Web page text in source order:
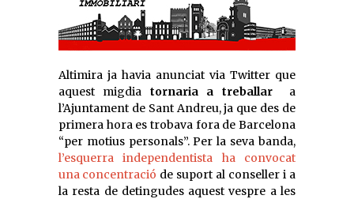
Altimira ja havia anunciat via Twitter que
aquest migdia tornaria a treballar
a
l’Ajuntament de Sant Andreu, ja que des de
primera hora es trobava fora de Barcelona
“per motius personals”. Per la seva banda,
l’esquerra independentista ha convocat
una concentració de suport al conseller i a
la resta de detingudes aquest vespre a les